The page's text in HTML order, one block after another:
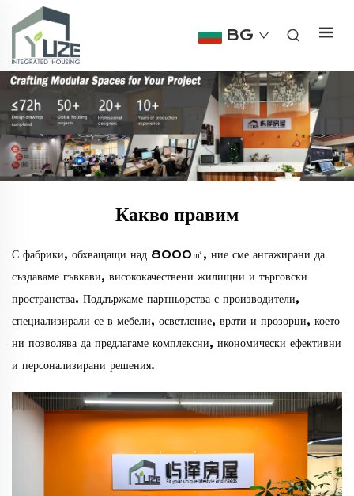
BG
Какво правим
С фабрики, обхващащи над 8000㎡, ние сме ангажирани да
създаваме гъвкави, висококачествени жилищни и търговски
пространства. Поддържаме партньорства с производители,
специализирали се в мебели, осветление, врати и прозорци, което
ни позволява да предлагаме комплексни, икономически ефективни
и персонализирани решения.